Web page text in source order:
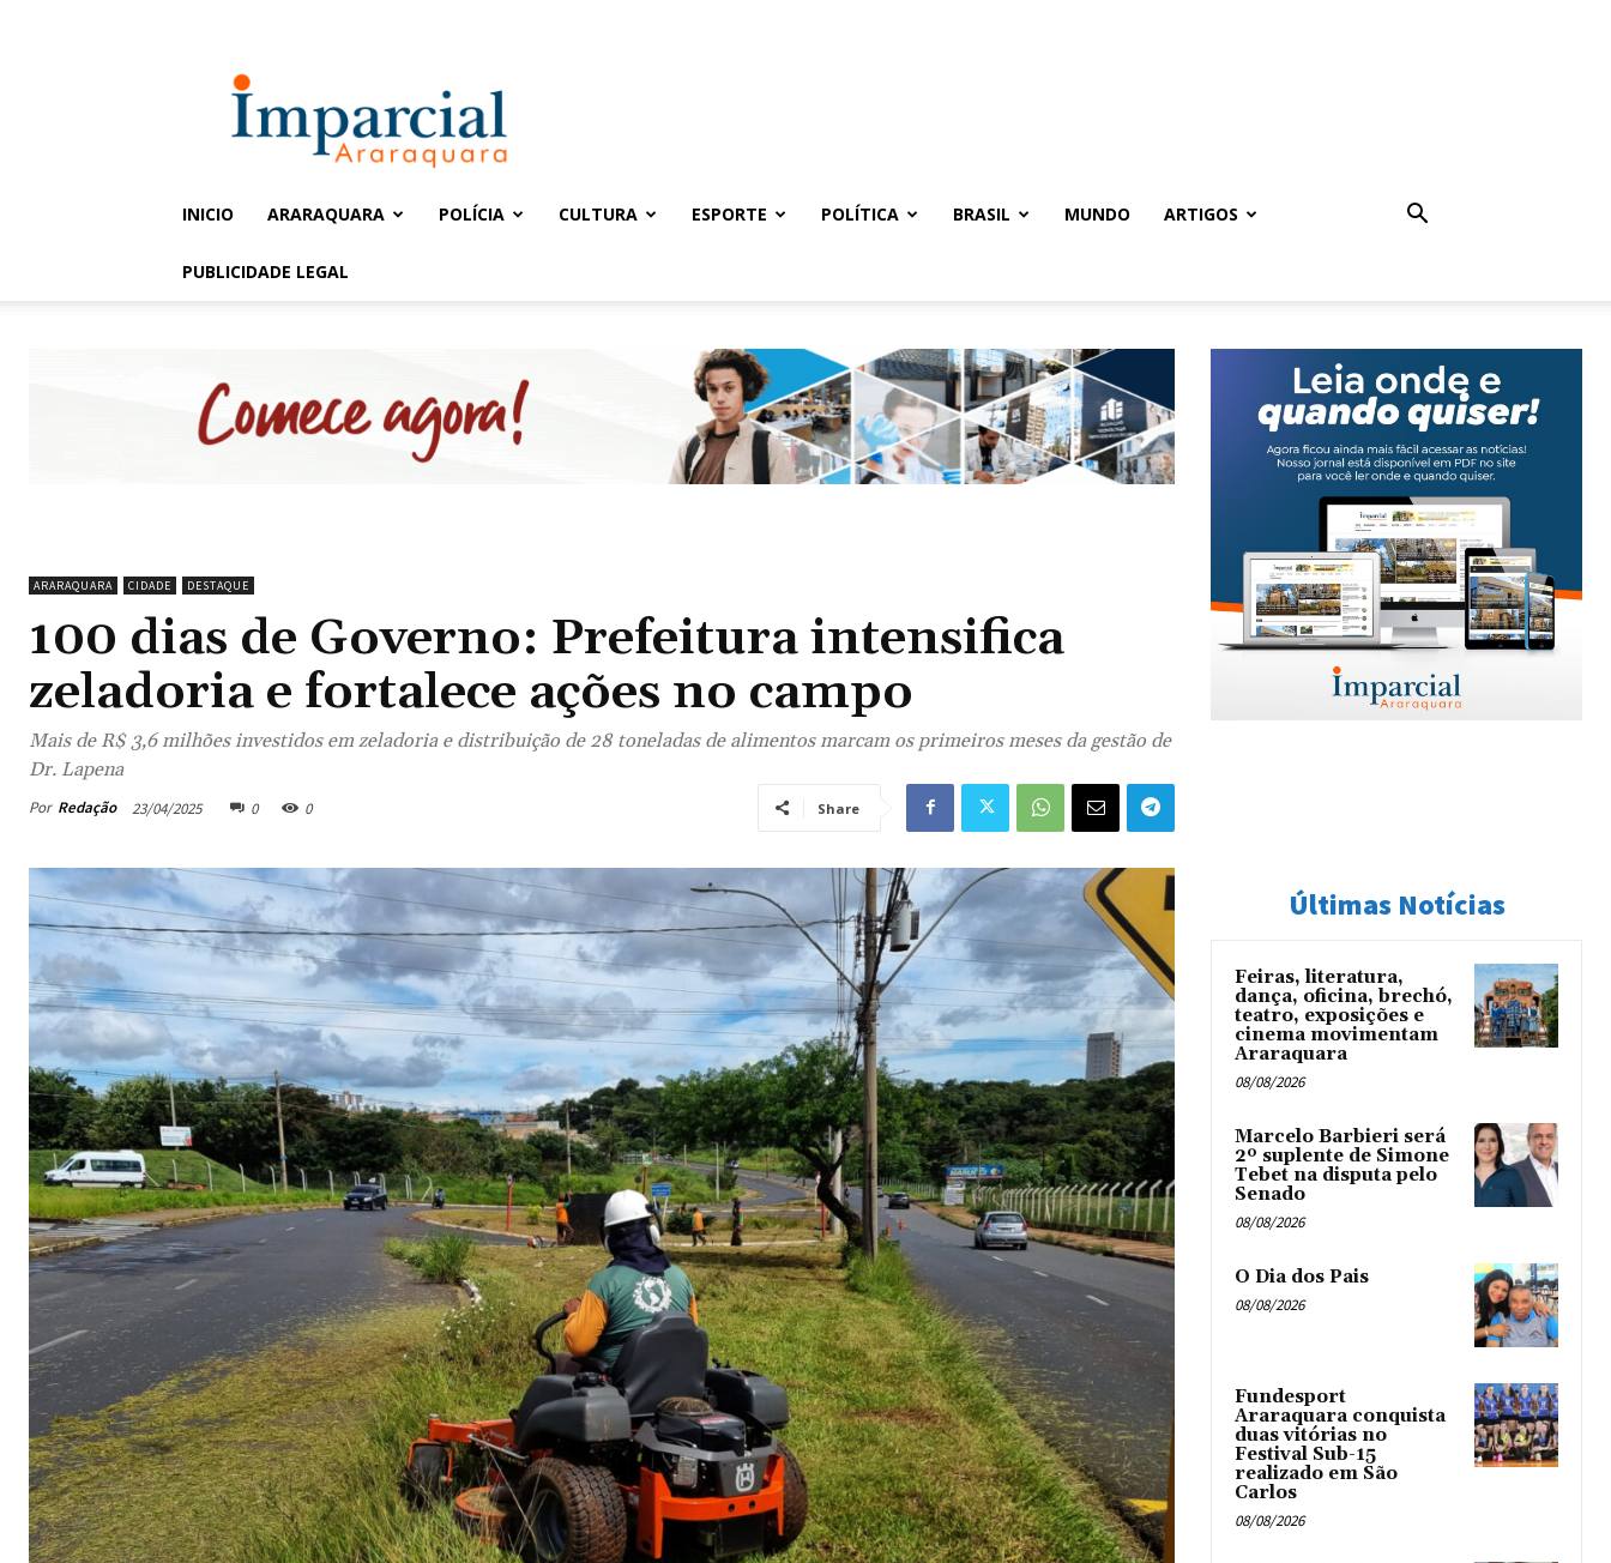
Imparcial
INICIO ARARAQUARA POLÍCIA CULTURA ESPORTE POLÍTICA BRASIL MUNDO ARTIGOS
PUBLICIDADE LEGAL
ARARAQUARA CIDADE DESTAQUE
100 dias de Governo: Prefeitura intensifica
zeladoria e fortalece ações no campo
Mais de R$ 3,6 milhões investidos em zeladoria e distribuição de 28 toneladas de alimentos marcam os primeiros meses da gestão de
Dr. Lapena
Por Redação 23/04/2025 0 0 Share
Últimas Notícias
Feiras, literatura,
dança, oficina, brechó,
teatro, exposições e
cinema movimentam
Araraquara
08/08/2026
Marcelo Barbieri será
2º suplente de Simone
Tebet na disputa pelo
Senado
08/08/2026
O Dia dos Pais
08/08/2026
Fundesport
Araraquara conquista
duas vitórias no
Festival Sub-15
realizado em São
Carlos
08/08/2026